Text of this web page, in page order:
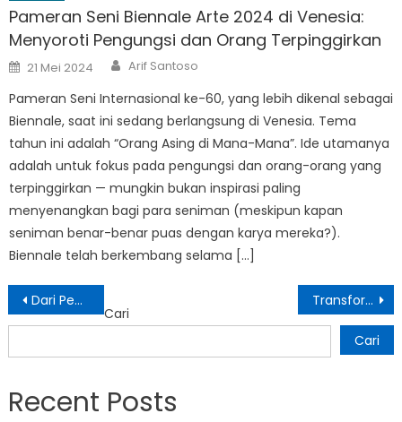
Pameran Seni Biennale Arte 2024 di Venesia:
Menyoroti Pengungsi dan Orang Terpinggirkan
Posted
on
21 Mei 2024 Author
Arif Santoso
Pameran Seni Internasional ke-60, yang lebih dikenal sebagai
Biennale, saat ini sedang berlangsung di Venesia. Tema
tahun ini adalah “Orang Asing di Mana-Mana”. Ide utamanya
adalah untuk fokus pada pengungsi dan orang-orang yang
terpinggirkan — mungkin bukan inspirasi paling
menyenangkan bagi para seniman (meskipun kapan
seniman benar-benar puas dengan karya mereka?).
Biennale telah berkembang selama […]
Navigasi
pos
Dari Pemadaman Lampu Jakarta hingga Ambisi B50: Langkah Agresif Indonesia Menuju Kemandirian Energi Transformasi Pendidikan Tinggi: Kampus Fleksibel dan Pemanfaatan Kecerdasan Buatan untuk Karier
Cari
Cari
Recent Posts